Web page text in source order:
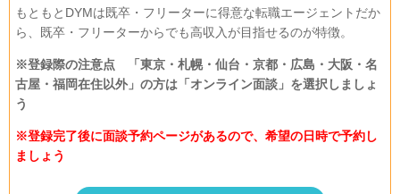
もともとDYMは既卒・フリーターに得意な転職エージェントだか
ら、既卒・フリーターからでも高収入が目指せるのが特徴。
※登録際の注意点 「東京・札幌・仙台・京都・広島・大阪・名
古屋・福岡在住以外」の方は「オンライン面談」を選択しましょ
う
※登録完了後に面談予約ページがあるので、希望の日時で予約し
ましょう